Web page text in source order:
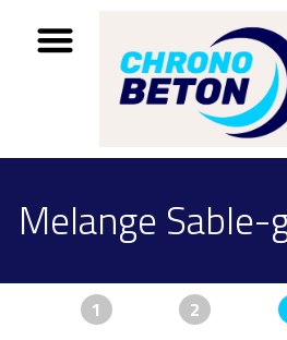
Melange
1 2